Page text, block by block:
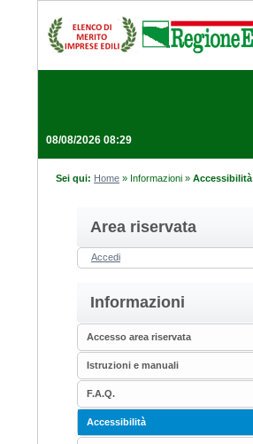
08/08/2026 08:29
Sei qui: Home » Informazioni »Accessibilità
Area riservata
Accedi
Informazioni
Accesso area riservata
Istruzioni e manuali
F.A.Q.
Accessibilità